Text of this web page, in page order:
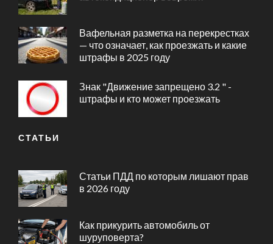
Вафельная разметка на перекрестках
— что означает, как проезжать и какие
штрафы в 2025 году
Знак "Движение запрещено 3.2 " -
штрафы и кто может проезжать
СТАТЬИ
Статьи ПДД по которым лишают прав
в 2026 году
Как прикурить автомобиль от
шуруповерта?